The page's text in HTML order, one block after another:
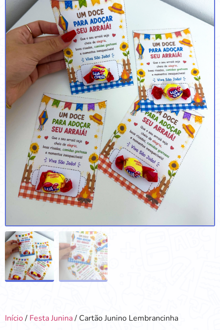
Início/ Festa Junina/ Cartão Junino Lembrancinha